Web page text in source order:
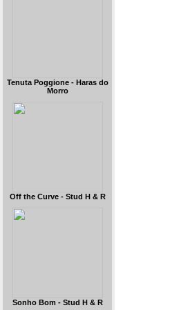
Tenuta Poggione - Haras do
Morro
Off the Curve - Stud H & R
Sonho Bom - Stud H & R